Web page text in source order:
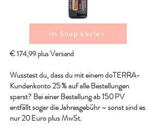
Im Shop kaufen
€ 174,99 plus Versand
Wusstest du, dass du mit einem doTERRA-
Kundenkonto 25 % auf alle Bestellungen
sparst? Bei einer Bestellung ab 150 PV
entfällt sogar die Jahresgebühr – sonst sind es
nur 20 Euro plus MwSt.